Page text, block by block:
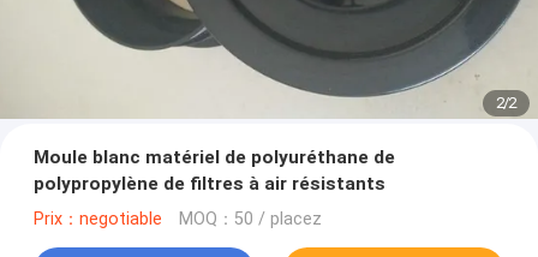
2/2
Moule blanc matériel de polyuréthane de
polypropylène de filtres à air résistants
Prix：negotiable MOQ：50 / placez